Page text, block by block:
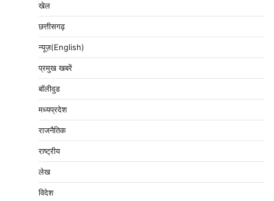
खेल
छत्तीसगढ़
न्यूज़(English)
प्रमुख खबरें
बॉलीवुड
मध्यप्रदेश
राजनैतिक
राष्ट्रीय
लेख
विदेश